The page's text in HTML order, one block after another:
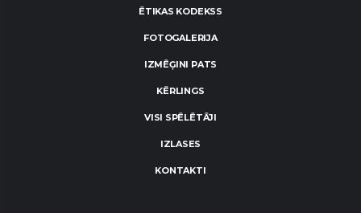
ĒTIKAS KODEKSS
FOTOGALERIJA
IZMĒĢINI PATS
KĒRLINGS
VISI SPĒLĒTĀJI
IZLASES
KONTAKTI